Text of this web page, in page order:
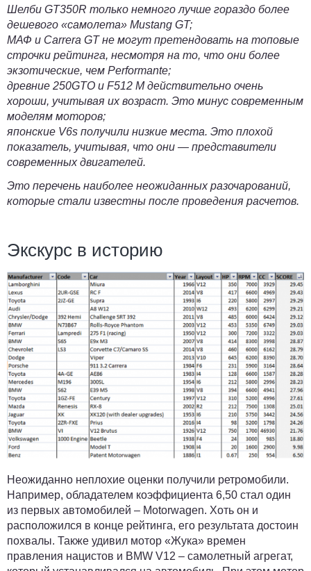
Шелби GT350R только немного лучше гораздо более
дешевого «самолета» Mustang GT;
МАФ и Carrera GT не могут претендовать на топовые
строчки рейтинга, несмотря на то, что они более
экзотические, чем Performante;
древние 250GTO и F512 M действительно очень
хороши, учитывая их возраст. Это минус современным
моделям моторов;
японские V6s получили низкие места. Это плохой
показатель, учитывая, что они — представители
современных двигателей.
Это перечень наиболее неожиданных разочарований,
которые стали известны после проведения расчетов.
Экскурс в историю
Неожиданно неплохие оценки получили ретромобили.
Например, обладателем коэффициента 6,50 стал один
из первых автомобилей – Motorwagen. Хоть он и
расположился в конце рейтинга, его результата достоин
похвалы. Также удивил мотор «Жука» времен
правления нацистов и BMW V12 – самолетный агрегат,